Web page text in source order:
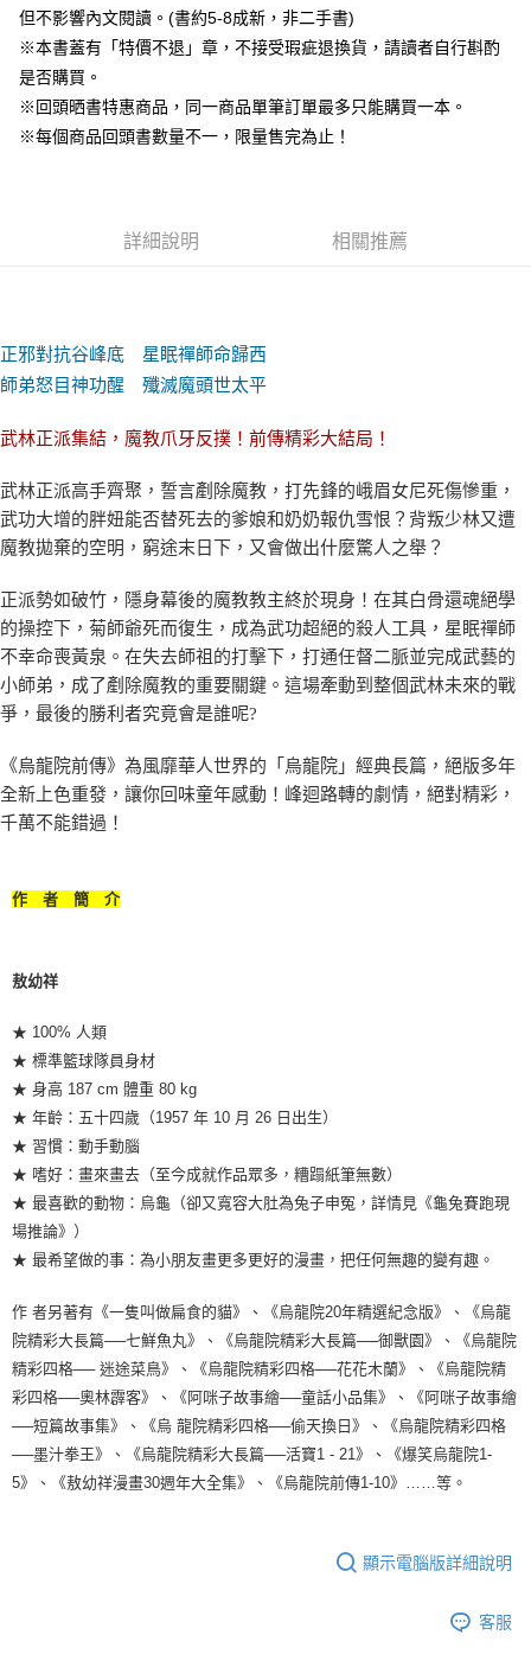
但不影響內文閱讀。(書約5-8成新，非二手書)
※本書蓋有「特價不退」章，不接受瑕疵退換貨，請讀者自行斟酌
是否購買。
※回頭晒書特惠商品，同一商品單筆訂單最多只能購買一本。
※每個商品回頭書數量不一，限量售完為止！
詳細說明 相關推薦
正邪對抗谷峰底 星眠禪師命歸西
師弟怒目神功醒 殲滅魔頭世太平
武林正派集結，魔教爪牙反撲！前傳精彩大結局！
武林正派高手齊聚，誓言剷除魔教，打先鋒的峨眉女尼死傷慘重，
武功大增的胖妞能否替死去的爹娘和奶奶報仇雪恨？背叛少林又遭
魔教拋棄的空明，窮途末日下，又會做出什麼驚人之舉？
正派勢如破竹，隱身幕後的魔教教主終於現身！在其白骨還魂絕學
的操控下，菊師爺死而復生，成為武功超絕的殺人工具，星眠禪師
不幸命喪黃泉。在失去師祖的打擊下，打通任督二脈並完成武藝的
小師弟，成了剷除魔教的重要關鍵。這場牽動到整個武林未來的戰
爭，最後的勝利者究竟會是誰呢?
《烏龍院前傳》為風靡華人世界的「烏龍院」經典長篇，絕版多年
全新上色重發，讓你回味童年感動！峰迴路轉的劇情，絕對精彩，
千萬不能錯過！
作 者 簡 介
敖幼祥
★ 100% 人類
★ 標準籃球隊員身材
★ 身高 187 cm 體重 80 kg
★ 年齡：五十四歲（1957 年 10 月 26 日出生）
★ 習慣：動手動腦
★ 嗜好：畫來畫去（至今成就作品眾多，糟蹋紙筆無數）
★ 最喜歡的動物：烏龜（卻又寬容大肚為兔子申冤，詳情見《龜兔賽跑現
場推論》）
★ 最希望做的事：為小朋友畫更多更好的漫畫，把任何無趣的變有趣。
作 者另著有《一隻叫做扁食的貓》、《烏龍院20年精選紀念版》、《烏龍
院精彩大長篇──七鮮魚丸》、《烏龍院精彩大長篇──御獸園》、《烏龍院
精彩四格── 迷途菜鳥》、《烏龍院精彩四格──花花木蘭》、《烏龍院精
彩四格──奧林霹客》、《阿咪子故事繪──童話小品集》、《阿咪子故事繪
──短篇故事集》、《烏 龍院精彩四格──偷天換日》、《烏龍院精彩四格
──墨汁拳王》、《烏龍院精彩大長篇──活寶1 - 21》、《爆笑烏龍院1-
5》、《敖幼祥漫畫30週年大全集》、《烏龍院前傳1-10》……等。
顯示電腦版詳細說明
客服